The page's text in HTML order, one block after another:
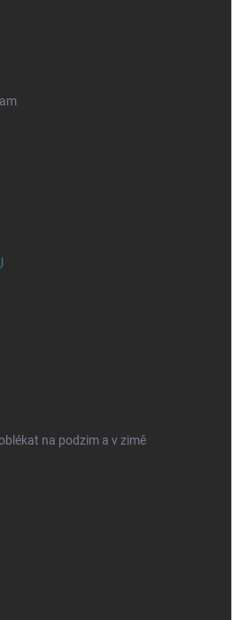
na podzim a v zimě